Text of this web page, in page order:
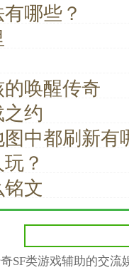
哪些？
唤醒传奇
约
中都刷新有
？
文
SF类游戏辅助的交